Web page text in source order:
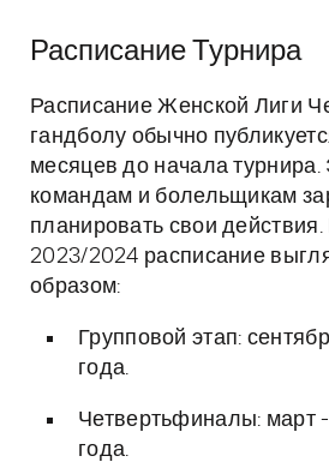
Расписание Турнира
Расписание Женской Лиги
гандболу обычно
месяцев до начала турнира.
командам и болельщикам
планировать свои действия.
2023/2024 расписание
образом:
Групповой этап:
года.
Четвертьфиналы: март
года.